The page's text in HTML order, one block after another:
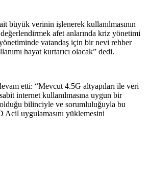
büyük verinin işlenerek kullanılmasının
afet anlarında kriz yönetimi
vatandaş için bir nevi rehber
hayat kurtarıcı olacak” dedi.
etti: “Mevcut 4.5G altyapıları ile veri
internet kullanılmasına uygun bir
olduğu bilinciyle ve sorumluluğuyla bu
Acil uygulamasını yüklemesini